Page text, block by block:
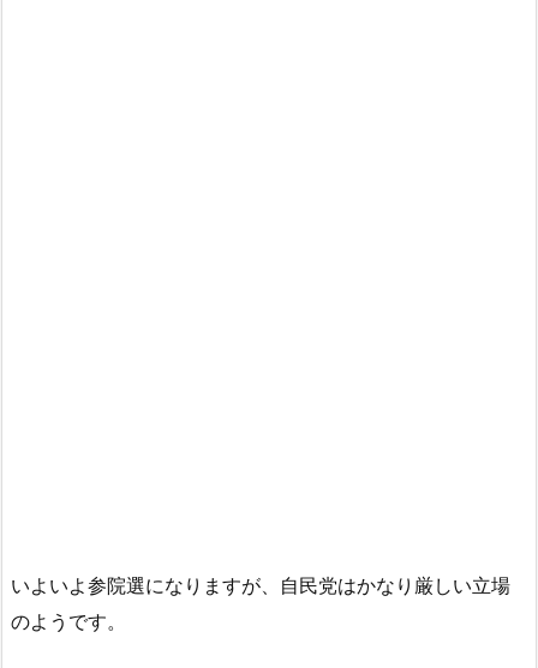
いよいよ参院選になりますが、自民党はかなり厳しい立場
のようです。